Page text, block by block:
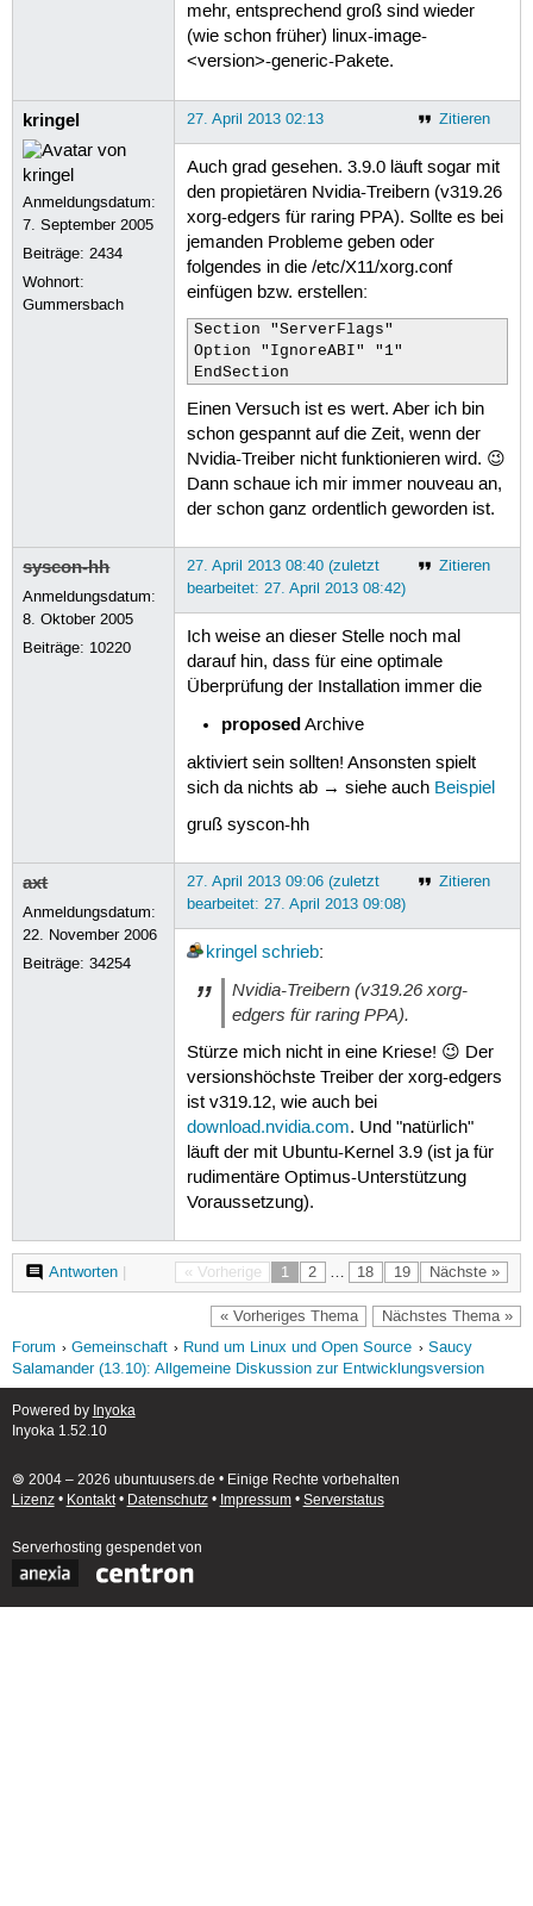
mehr, entsprechend groß sind wieder
(wie schon früher) linux-image-
<version>-generic-Pakete.
kringel
Anmeldungsdatum:
7. September 2005
Beiträge:2434
Wohnort:
Gummersbach
Zitieren
27. April 2013 02:13
Auch grad gesehen. 3.9.0 läuft sogar mit
den propietären Nvidia-Treibern (v319.26
xorg-edgers für raring PPA). Sollte es bei
jemanden Probleme geben oder
folgendes in die /etc/X11/xorg.conf
einfügen bzw. erstellen:
Section "ServerFlags"
Option "IgnoreABI" "1"
EndSection
Einen Versuch ist es wert. Aber ich bin
schon gespannt auf die Zeit, wenn der
Nvidia-Treiber nicht funktionieren wird. 😉
Dann schaue ich mir immer nouveau an,
der schon ganz ordentlich geworden ist.
syscon-hh
Anmeldungsdatum:
8. Oktober 2005
Beiträge: 10220
Zitieren
27. April 2013 08:40 (zuletzt
bearbeitet: 27. April 2013 08:42)
Ich weise an dieser Stelle noch mal
darauf hin, dass für eine optimale
Überprüfung der Installation immer die
proposedArchive
aktiviert sein sollten! Ansonsten spielt
sich da nichts ab → siehe auch Beispiel
gruß syscon-hh
axt
Anmeldungsdatum:
22. November 2006
Beiträge:34254
Zitieren
27. April 2013 09:06 (zuletzt
bearbeitet: 27. April 2013 09:08)
kringel schrieb:
Nvidia-Treibern (v319.26 xorg-
edgers für raring PPA).
Stürze mich nicht in eine Kriese! 😉 Der
versionshöchste Treiber der xorg-edgers
ist v319.12, wie auch bei
download.nvidia.com. Und "natürlich"
läuft der mit Ubuntu-Kernel 3.9 (ist ja für
rudimentäre Optimus-Unterstützung
Voraussetzung).
« Vorherige 1 2 … 18 19 Nächste »
Antworten|
« Vorheriges Thema Nächstes Thema »
Forum Gemeinschaft Rund um Linux und Open Source
Saucy
Salamander (13.10): Allgemeine Diskussion zur Entwicklungsversion
Powered by Inyoka
Inyoka 1.52.10
🄯 2004 – 2026 ubuntuusers.de • Einige Rechte vorbehalten
Lizenz• Kontakt• Datenschutz• Impressum• Serverstatus
Serverhosting gespendet von